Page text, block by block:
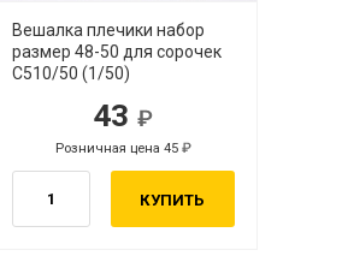
Вешалка плечики набор
размер 48-50 для сорочек
С510/50 (1/50)
43
Розничная цена 45
КУПИТЬ